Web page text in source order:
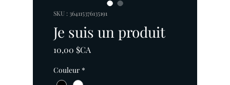
SKU : 364115376135191
Je suis un produit
10,00 $CA
Couleur *